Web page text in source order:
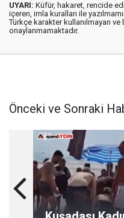
UYARI: Küfür, hakaret, rencide
içeren, imla kuralları ile
Türkçe karakter kullanılmayan
onaylanmamaktadır.
Önceki ve Sonraki